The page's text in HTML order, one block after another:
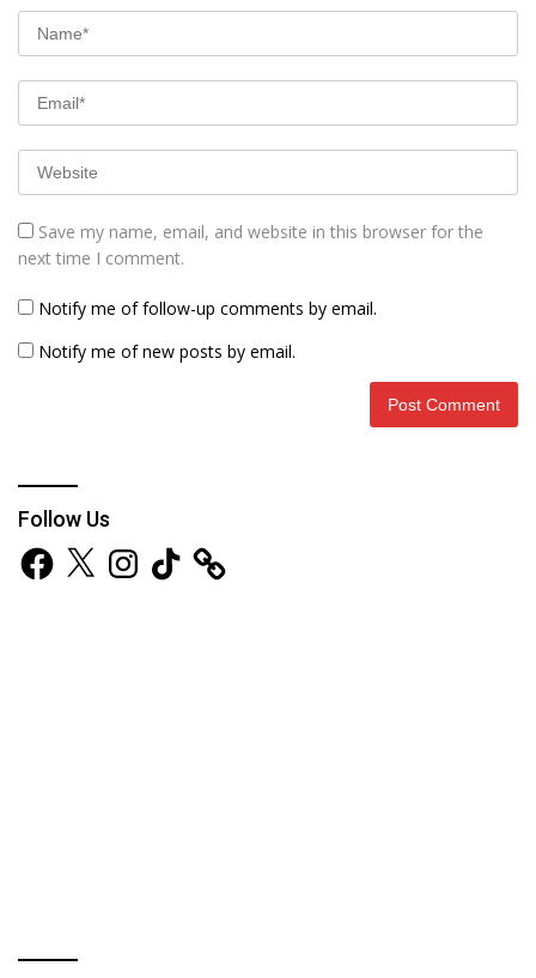
Save my name, email, and website in this browser for the
next time I comment.
Notify me of follow-up comments by email.
Notify me of new posts by email.
Follow Us
Facebook
X Instagram
TikTok